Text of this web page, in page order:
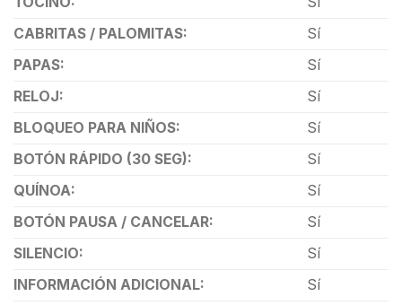
CABRITAS / PALOMITAS:
Sí
PAPAS:
Sí
RELOJ:
Sí
BLOQUEO PARA NIÑOS:
Sí
BOTÓN RÁPIDO (30 SEG):
Sí
QUÍNOA:
Sí
BOTÓN PAUSA / CANCELAR:
Sí
SILENCIO:
Sí
INFORMACIÓN ADICIONAL:
Sí